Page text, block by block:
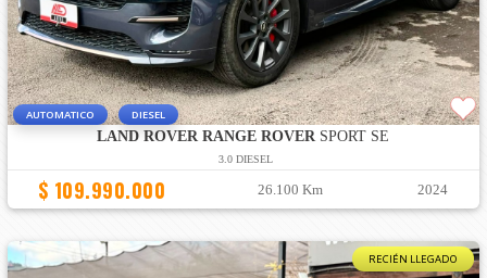
AUTOMATICO DIESEL
LAND ROVER RANGE ROVERSPORT SE
3.0 DIESEL
$ 109.990.000 26.100 Km 2024
RECIÉN LLEGADO